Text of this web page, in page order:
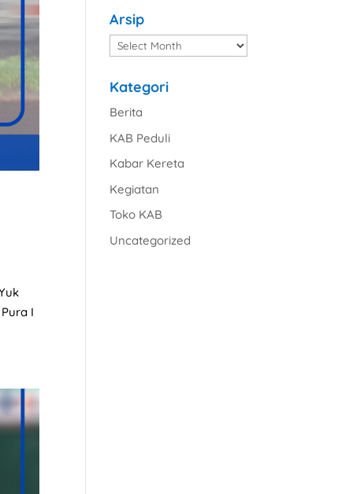
I
Arsip
Arsip
Kategori
Berita
KAB Peduli
Kabar Kereta
Kegiatan
Toko KAB
Uncategorized